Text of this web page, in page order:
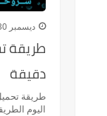
ديسمبر 30, 2020
طريقة
دقيقة
طريقة
اليوم